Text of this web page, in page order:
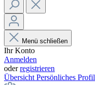
Menü schließen
Ihr Konto
Anmelden
oderregistrieren
Übersicht Persönliches Profil